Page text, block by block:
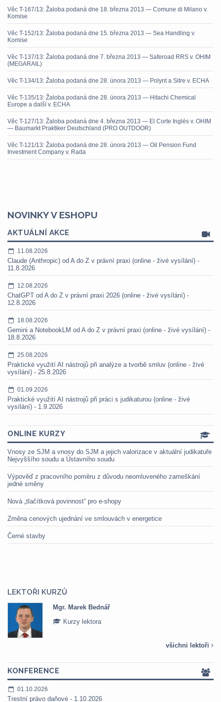
Věc T-167/13: Žaloba podaná dne 18. března 2013 — Comune di Milano v.
Komise
Věc T-152/13: Žaloba podaná dne 15. března 2013 — Sea Handling v.
Komise
Věc T-137/13: Žaloba podaná dne 7. března 2013 — Saferoad RRS v. OHIM
(MEGARAIL)
Věc T-134/13: Žaloba podaná dne 28. února 2013 — Polynt a Sitre v. ECHA
Věc T-135/13: Žaloba podaná dne 28. února 2013 — Hitachi Chemical
Europe a další v. ECHA
Věc T-127/13: Žaloba podaná dne 4. března 2013 — El Corte Inglés v. OHIM
— Baumarkt Praktiker Deutschland (PRO OUTDOOR)
Věc T-121/13: Žaloba podaná dne 28. února 2013 — Oil Pension Fund
Investment Company v. Rada
NOVINKY V ESHOPU
AKTUÁLNÍ AKCE
11.08.2026
Claude (Anthropic) od A do Z v právní praxi (online - živé vysílání) -
11.8.2026
12.08.2026
ChatGPT od A do Z v právní praxi 2026 (online - živé vysílání) -
12.8.2026
18.08.2026
Gemini a NotebookLM od A do Z v právní praxi (online - živé vysílání) -
18.8.2026
25.08.2026
Praktické využití AI nástrojů při analýze a tvorbě smluv (online - živé
vysílání) - 25.8.2026
01.09.2026
Praktické využití AI nástrojů při práci s judikaturou (online - živé
vysílání) - 1.9.2026
ONLINE KURZY
Vnosy ze SJM a vnosy do SJM a jejich valorizace v aktuální judikatuře
Nejvyššího soudu a Ústavního soudu
Výpověď z pracovního poměru z důvodu neomluveného zameškání
jedné směny
Nová „tlačítková povinnost“ pro e-shopy
Změna cenových ujednání ve smlouvách v energetice
Černé stavby
LEKTOŘI KURZŮ
Mgr. Marek Bednář
Kurzy lektora
všichni lektoři
KONFERENCE
01.10.2026
Trestní právo daňové - 1.10.2026